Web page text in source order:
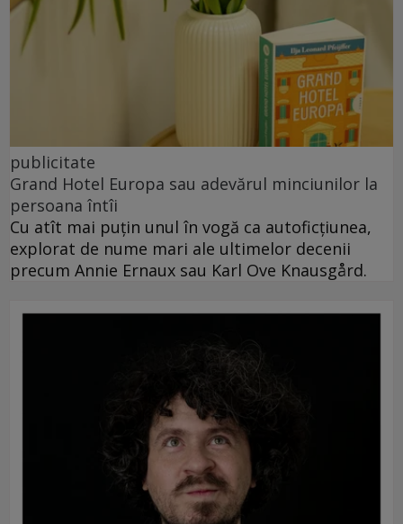
publicitate
Grand Hotel Europa sau adevărul minciunilor la
persoana întîi
Cu atît mai puțin unul în vogă ca autoficțiunea,
explorat de nume mari ale ultimelor decenii
precum Annie Ernaux sau Karl Ove Knausgård.